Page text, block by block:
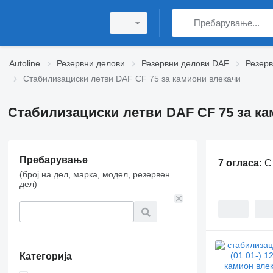
Autoline Резервни делови Резервни делови DAF
Стабилизациски летви DAF CF 75 за камиони влекачи
Стабилизациски летви DAF CF 75 за
Пребарување
(број на дел, марка, модел, резервен
дел)
Категорија
7 огласа: